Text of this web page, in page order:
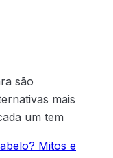
são
mais
um tem